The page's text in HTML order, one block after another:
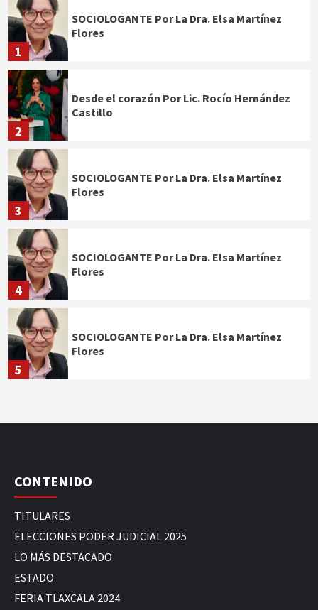
1
SOCIOLOGANTE Por La Dra. Elsa Martínez
Flores
2
Desde el corazón Por Lic. Rocío Hernández
Castillo
3
SOCIOLOGANTE Por La Dra. Elsa Martínez
Flores
4
SOCIOLOGANTE Por La Dra. Elsa Martínez
Flores
5
SOCIOLOGANTE Por La Dra. Elsa Martínez
Flores
CONTENIDO
TITULARES
ELECCIONES PODER JUDICIAL 2025
LO MÁS DESTACADO
ESTADO
FERIA TLAXCALA 2024